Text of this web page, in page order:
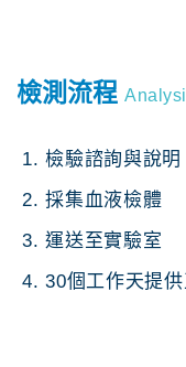
檢測流程
1. 檢驗諮詢與說明
2. 採集血液檢體
3. 運送至實驗室
4. 30個工作天提